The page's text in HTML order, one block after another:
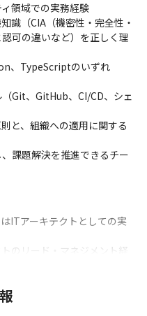
全体のIT環境を包括
の特定と改善を行います。
EDR（エンドポイント検知
）、DLP（情報漏洩対
ダー）等の構成を最適化
を構築します。
和：特定されたリスクに対
策を設計し、システムの保
レートインフラにおける標
キュリティレベルを底上げ
ィ戦略を実現します。
上流工程から、実際のソリ
範囲にわたって意思決定に
進のためのリーダーシップ
般
領域での実務経験
識（CIA（機密性・完全性・
可の違いなど）を正しく理
、TypeScriptのいずれ
Git、GitHub、CI/CD、シェ
と、組織への適用に関する
課題解決を推進できるチー
ITアーキテクトとしての実
のリード・マネジメント経
Cloud / Azure）および
。